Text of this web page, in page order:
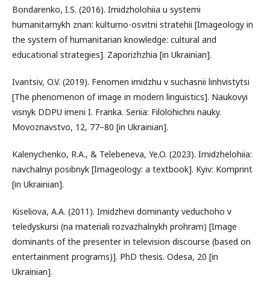
Bondarenko, I.S. (2016). Imidzholohiia u systemi
humanitarnykh znan: kulturno-osvitni stratehii [Imageology in
the system of humanitarian knowledge: cultural and
educational strategies]. Zaporizhzhia [in Ukrainian].
Ivantsiv, O.V. (2019). Fenomen imidzhu v suchasnii linhvistytsi
[The phenomenon of image in modern linguistics]. Naukovyi
visnyk DDPU imeni I. Franka. Seriia: Filolohichni nauky.
Movoznavstvo, 12, 77–80 [in Ukrainian].
Kalenychenko, R.A., & Telebeneva, Ye.O. (2023). Imidzhelohiia:
navchalnyi posibnyk [Imageology: a textbook]. Kyiv: Komprint
[in Ukrainian].
Kiseliova, A.A. (2011). Imidzhevi dominanty veduchoho v
teledyskursi (na materiali rozvazhalnykh prohram) [Image
dominants of the presenter in television discourse (based on
entertainment programs)]. PhD thesis. Odesa, 20 [in
Ukrainian].